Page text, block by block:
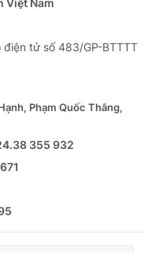
Việt Nam
tử số 483/GP-BTTTT
Phạm Quốc Thắng,
355 932